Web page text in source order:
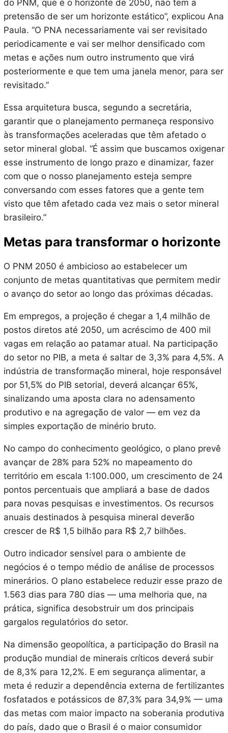
do PNM, que é o horizonte de 2050, não tem a
pretensão de ser um horizonte estático”, explicou Ana
Paula. “O PNA necessariamente vai ser revisitado
periodicamente e vai ser melhor densificado com
metas e ações num outro instrumento que virá
posteriormente e que tem uma janela menor, para ser
revisitado.”
Essa arquitetura busca, segundo a secretária,
garantir que o planejamento permaneça responsivo
às transformações aceleradas que têm afetado o
setor mineral global. “É assim que buscamos oxigenar
esse instrumento de longo prazo e dinamizar, fazer
com que o nosso planejamento esteja sempre
conversando com esses fatores que a gente tem
visto que têm afetado cada vez mais o setor mineral
brasileiro.”
Metas para transformar o horizonte
O PNM 2050 é ambicioso ao estabelecer um
conjunto de metas quantitativas que permitem medir
o avanço do setor ao longo das próximas décadas.
Em empregos, a projeção é chegar a 1,4 milhão de
postos diretos até 2050, um acréscimo de 400 mil
vagas em relação ao patamar atual. Na participação
do setor no PIB, a meta é saltar de 3,3% para 4,5%. A
indústria de transformação mineral, hoje responsável
por 51,5% do PIB setorial, deverá alcançar 65%,
sinalizando uma aposta clara no adensamento
produtivo e na agregação de valor — em vez da
simples exportação de minério bruto.
No campo do conhecimento geológico, o plano prevê
avançar de 28% para 52% no mapeamento do
território em escala 1:100.000, um crescimento de 24
pontos percentuais que ampliará a base de dados
para novas pesquisas e investimentos. Os recursos
anuais destinados à pesquisa mineral deverão
crescer de R$ 1,5 bilhão para R$ 2,7 bilhões.
Outro indicador sensível para o ambiente de
negócios é o tempo médio de análise de processos
minerários. O plano estabelece reduzir esse prazo de
1.563 dias para 780 dias — uma melhoria que, na
prática, significa desobstruir um dos principais
gargalos regulatórios do setor.
Na dimensão geopolítica, a participação do Brasil na
produção mundial de minerais críticos deverá subir
de 8,3% para 12,2%. E em segurança alimentar, a
meta é reduzir a dependência externa de fertilizantes
fosfatados e potássicos de 87,3% para 34,9% — uma
das metas com maior impacto na soberania produtiva
do país, dado que o Brasil é o maior consumidor